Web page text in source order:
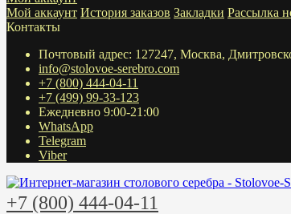
Мой аккаунт История заказов Закладки Рассылка
Контакты
Почтовый адрес: 127247, Москва,
info@stolovoe-serebro.com
+7 (800) 444-04-11
+7 (499) 99-33-123
Ежедневно 9:00-21:00
WhatsApp
Telegram
Viber
+7 (800) 444-04-11